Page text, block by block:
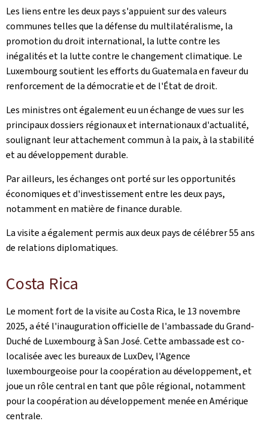
Les liens entre les deux pays s'appuient sur des valeurs
communes telles que la défense du multilatéralisme, la
promotion du droit international, la lutte contre les
inégalités et la lutte contre le changement climatique. Le
Luxembourg soutient les efforts du Guatemala en faveur du
renforcement de la démocratie et de l'État de droit.
Les ministres ont également eu un échange de vues sur les
principaux dossiers régionaux et internationaux d'actualité,
soulignant leur attachement commun à la paix, à la stabilité
et au développement durable.
Par ailleurs, les échanges ont porté sur les opportunités
économiques et d'investissement entre les deux pays,
notamment en matière de finance durable.
La visite a également permis aux deux pays de célébrer 55 ans
de relations diplomatiques.
Costa Rica
Le moment fort de la visite au Costa Rica, le 13 novembre
2025, a été l'inauguration officielle de l'ambassade du Grand-
Duché de Luxembourg à San José. Cette ambassade est co-
localisée avec les bureaux de LuxDev, l'Agence
luxembourgeoise pour la coopération au développement, et
joue un rôle central en tant que pôle régional, notamment
pour la coopération au développement menée en Amérique
centrale.